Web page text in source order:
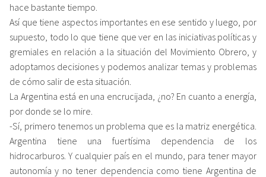
hace bastante tiempo.
Así que tiene aspectos importantes en ese sentido y luego, por
supuesto, todo lo que tiene que ver en las iniciativas políticas y
gremiales en relación a la situación del Movimiento Obrero, y
adoptamos decisiones y podemos analizar temas y problemas
de cómo salir de esta situación.
La Argentina está en una encrucijada, ¿no? En cuanto a energía,
por donde se lo mire.
-Sí, primero tenemos un problema que es la matriz energética.
Argentina tiene una fuertísima dependencia de los
hidrocarburos. Y cualquier país en el mundo, para tener mayor
autonomía y no tener dependencia como tiene Argentina de